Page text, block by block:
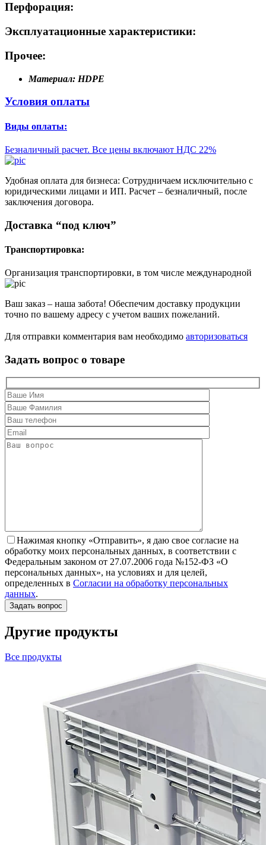
Перфорация:
Эксплуатационные характеристики:
Прочее:
Материал: HDPE
Условия оплаты
Виды оплаты:
Безналичный расчет. Все цены включают НДС 22%
Удобная оплата для бизнеса: Сотрудничаем исключительно с
юридическими лицами и ИП. Расчет – безналичный, после
заключения договора.
Доставка “под ключ”
Транспортировка:
Организация транспортировки, в том числе международной
Ваш заказ – наша забота! Обеспечим доставку продукции
точно по вашему адресу с учетом ваших пожеланий.
Для отправки комментария вам необходимо авторизоваться
Задать вопрос о товаре
Нажимая кнопку «Отправить», я даю свое согласие на
обработку моих персональных данных, в соответствии с
Федеральным законом от 27.07.2006 года №152-ФЗ «О
персональных данных», на условиях и для целей,
определенных в Согласии на обработку персональных
данных.
Другие продукты
Все продукты